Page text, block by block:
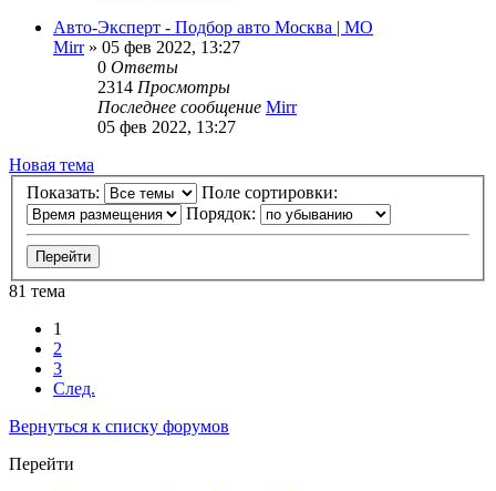
Авто-Эксперт - Подбор авто Москва | МО
Mirr» 05 фев 2022, 13:27
0 Ответы
2314 Просмотры
Последнее сообщение Mirr
05 фев 2022, 13:27
Новая тема
Показать:
Поле сортировки:
Порядок:
81 тема
1
2
3
След.
Вернуться к списку форумов
Перейти